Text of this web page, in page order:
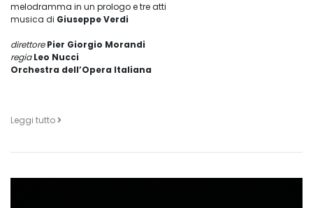
melodramma in un prologo e tre atti
musica di Giuseppe Verdi
direttorePier Giorgio Morandi
regiaLeo Nucci
Orchestra dell’Opera Italiana
Leggi tutto